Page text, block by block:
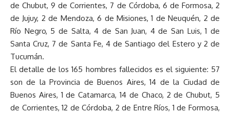
de Chubut, 9 de Corrientes, 7 de Córdoba, 6 de Formosa, 2
de Jujuy, 2 de Mendoza, 6 de Misiones, 1 de Neuquén, 2 de
Río Negro, 5 de Salta, 4 de San Juan, 4 de San Luis, 1 de
Santa Cruz, 7 de Santa Fe, 4 de Santiago del Estero y 2 de
Tucumán.
El detalle de los 165 hombres fallecidos es el siguiente: 57
son de la Provincia de Buenos Aires, 14 de la Ciudad de
Buenos Aires, 1 de Catamarca, 14 de Chaco, 2 de Chubut, 5
de Corrientes, 12 de Córdoba, 2 de Entre Ríos, 1 de Formosa,